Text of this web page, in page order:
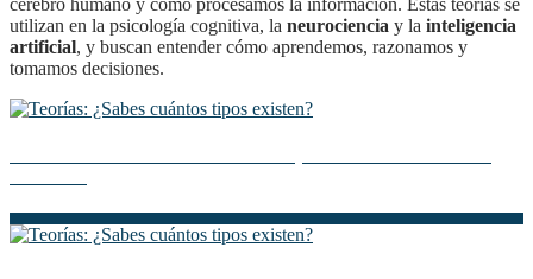
utilizan en la psicología cognitiva, la neurociencia y la inteligencia
artificial, y buscan entender cómo aprendemos, razonamos y
tomamos decisiones.